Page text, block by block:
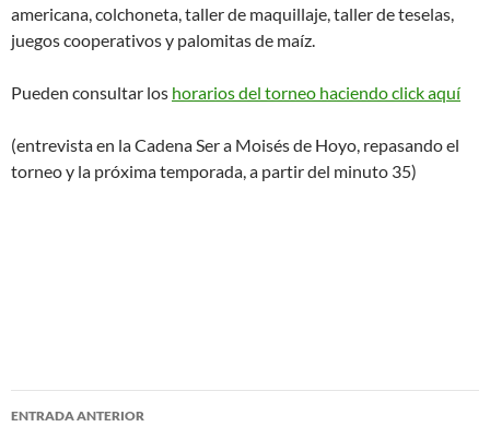
americana, colchoneta, taller de maquillaje, taller de teselas,
juegos cooperativos y palomitas de maíz.
Pueden consultar los horarios del torneo haciendo click aquí
(entrevista en la Cadena Ser a Moisés de Hoyo, repasando el
torneo y la próxima temporada, a partir del minuto 35)
Navegación
ENTRADA ANTERIOR